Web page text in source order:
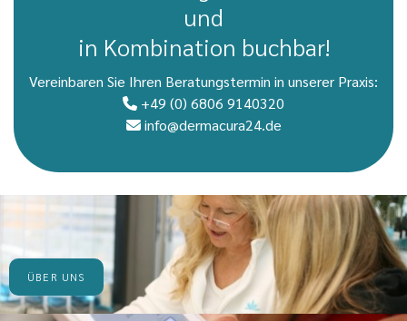
und
in Kombination buchbar!
Vereinbaren Sie Ihren Beratungstermin in unserer Praxis:
 +49 (0) 6806 9140320
 info@dermacura24.de
ÜBER UNS